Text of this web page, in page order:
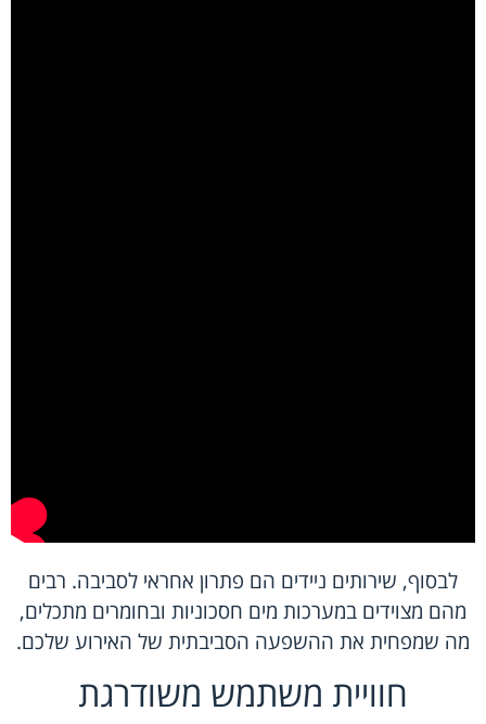
לבסוף, שירותים ניידים הם פתרון אחראי לסביבה. רבים
מהם מצוידים במערכות מים חסכוניות ובחומרים מתכלים,
מה שמפחית את ההשפעה הסביבתית של האירוע שלכם.
חוויית משתמש משודרגת